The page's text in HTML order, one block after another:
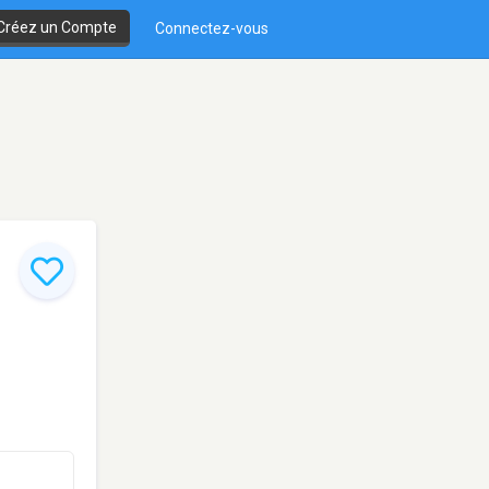
un Compte Connectez-vous